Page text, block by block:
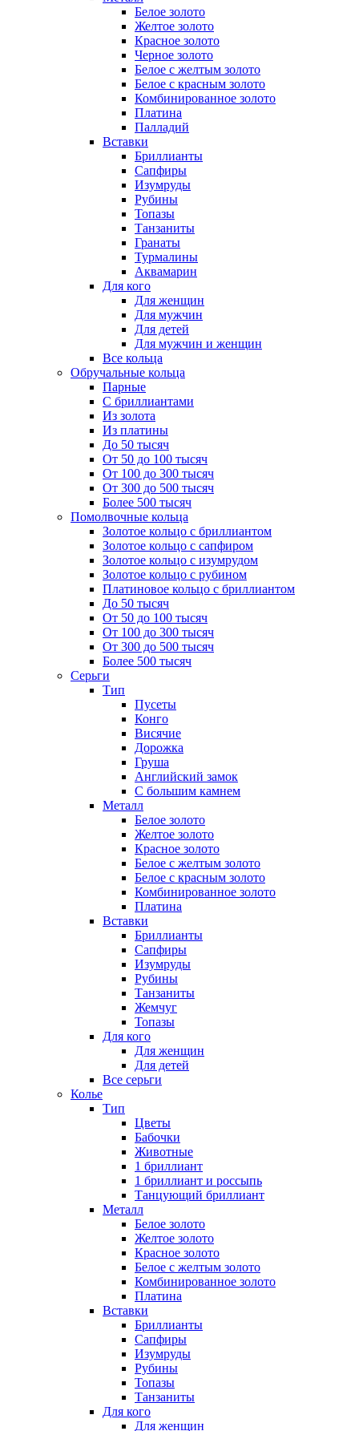
Белое золото
Желтое золото
Красное золото
Черное золото
Белое с желтым золото
Белое с красным золото
Комбинированное золото
Платина
Палладий
Вставки
Бриллианты
Сапфиры
Изумруды
Рубины
Топазы
Танзаниты
Гранаты
Турмалины
Аквамарин
Для кого
Для женщин
Для мужчин
Для детей
Для мужчин и женщин
Все кольца
Обручальные кольца
Парные
С бриллиантами
Из золота
Из платины
До 50 тысяч
От 50 до 100 тысяч
От 100 до 300 тысяч
От 300 до 500 тысяч
Более 500 тысяч
Помолвочные кольца
Золотое кольцо с бриллиантом
Золотое кольцо с сапфиром
Золотое кольцо с изумрудом
Золотое кольцо с рубином
Платиновое кольцо с бриллиантом
До 50 тысяч
От 50 до 100 тысяч
От 100 до 300 тысяч
От 300 до 500 тысяч
Более 500 тысяч
Серьги
Тип
Пусеты
Конго
Висячие
Дорожка
Груша
Английский замок
С большим камнем
Металл
Белое золото
Желтое золото
Красное золото
Белое с желтым золото
Белое с красным золото
Комбинированное золото
Платина
Вставки
Бриллианты
Сапфиры
Изумруды
Рубины
Танзаниты
Жемчуг
Топазы
Для кого
Для женщин
Для детей
Все серьги
Колье
Тип
Цветы
Бабочки
Животные
1 бриллиант
1 бриллиант и россыпь
Танцующий бриллиант
Металл
Белое золото
Желтое золото
Красное золото
Белое с желтым золото
Комбинированное золото
Платина
Вставки
Бриллианты
Сапфиры
Изумруды
Рубины
Топазы
Танзаниты
Для кого
Для женщин